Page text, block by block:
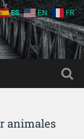
animales
ES EN FR